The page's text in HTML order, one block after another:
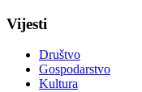
Vijesti
Društvo
Gospodarstvo
Kultura